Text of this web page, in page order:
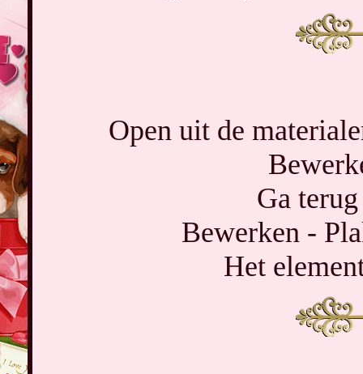
Open uit de
Ga
Bewerken -
Het